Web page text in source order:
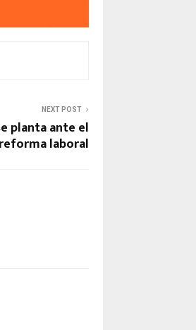
NEXT POST
planta ante el
laboral